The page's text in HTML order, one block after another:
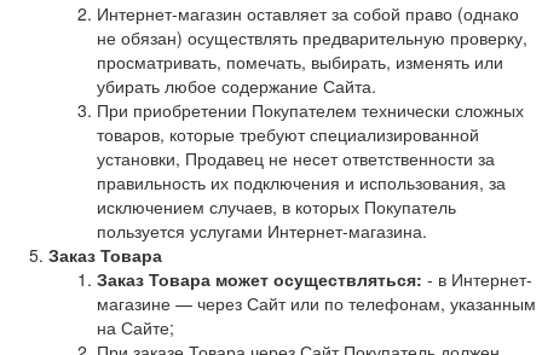
Интернет-магазин оставляет за собой право (однако
не обязан) осуществлять предварительную проверку,
просматривать, помечать, выбирать, изменять или
убирать любое содержание Сайта.
При приобретении Покупателем технически сложных
товаров, которые требуют специализированной
установки, Продавец не несет ответственности за
правильность их подключения и использования, за
исключением случаев, в которых Покупатель
пользуется услугами Интернет-магазина.
Заказ Товара
Заказ Товара может осуществляться: - в Интернет-
магазине — через Сайт или по телефонам, указанным
на Сайте;